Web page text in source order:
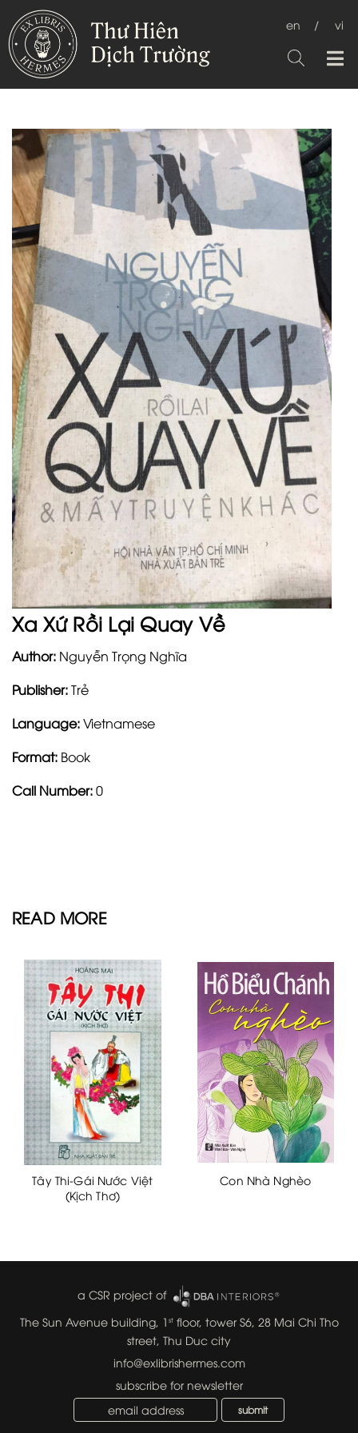
en / vi
Xa Xứ Rồi Lại Quay Về
Author: Nguyễn Trọng Nghĩa
Publisher:Trẻ
Language:Vietnamese
Format: Book
Call Number:0
READ MORE
Tây Thi-Gái Nước Việt
(Kịch Thơ)
Con Nhà Nghèo
a CSR project of
The Sun Avenue building, 1 stfloor, tower S6, 28 Mai Chi Tho
street, Thu Duc city
info@exlibrishermes.com
subscribe for newsletter
submit